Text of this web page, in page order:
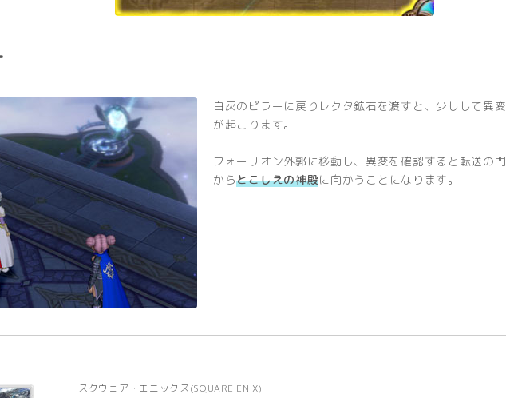
白灰のピラーに戻りレクタ鉱石を渡すと、少しして異変
が起こります。
フォーリオン外郭に移動し、異変を確認すると転送の門
からとこしえの神殿に向かうことになります。
スクウェア・エニックス(SQUARE ENIX)